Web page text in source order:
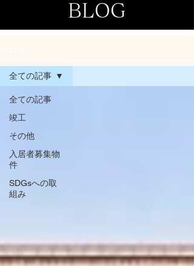
BLOG
全ての記事
竣工
その他
入居者募集物
件
SDGsへの取
組み
全ての記事